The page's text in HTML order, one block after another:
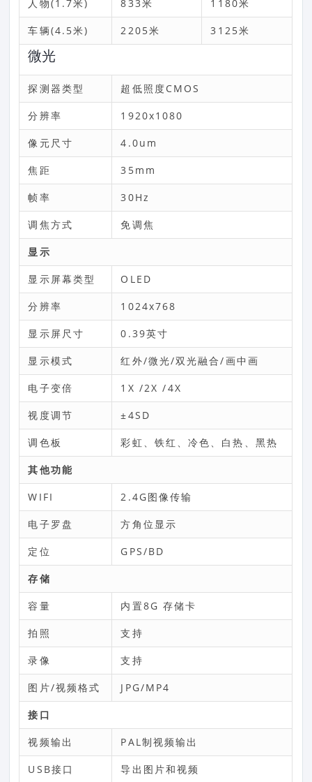
人物(1.7米) 833米 1180米
车辆(4.5米) 2205米 3125米
微光
探测器类型 超低照度CMOS
分辨率 1920x1080
像元尺寸 4.0um
焦距 35mm
帧率 30Hz
调焦方式 免调焦
显示
显示屏幕类型 OLED
分辨率 1024x768
显示屏尺寸 0.39英寸
显示模式 红外/微光/双光融合/画中画
电子变倍 1X /2X /4X
视度调节 ±4SD
调色板 彩虹、铁红、冷色、白热、黑热
其他功能
WIFI 2.4G图像传输
电子罗盘 方角位显示
定位 GPS/BD
存储
容量 内置8G 存储卡
拍照 支持
录像 支持
图片/视频格式 JPG/MP4
接口
视频输出 PAL制视频输出
USB接口 导出图片和视频